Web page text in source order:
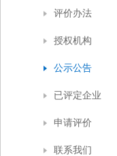
评价办法
授权机构
公示公告
已评定企业
申请评价
联系我们